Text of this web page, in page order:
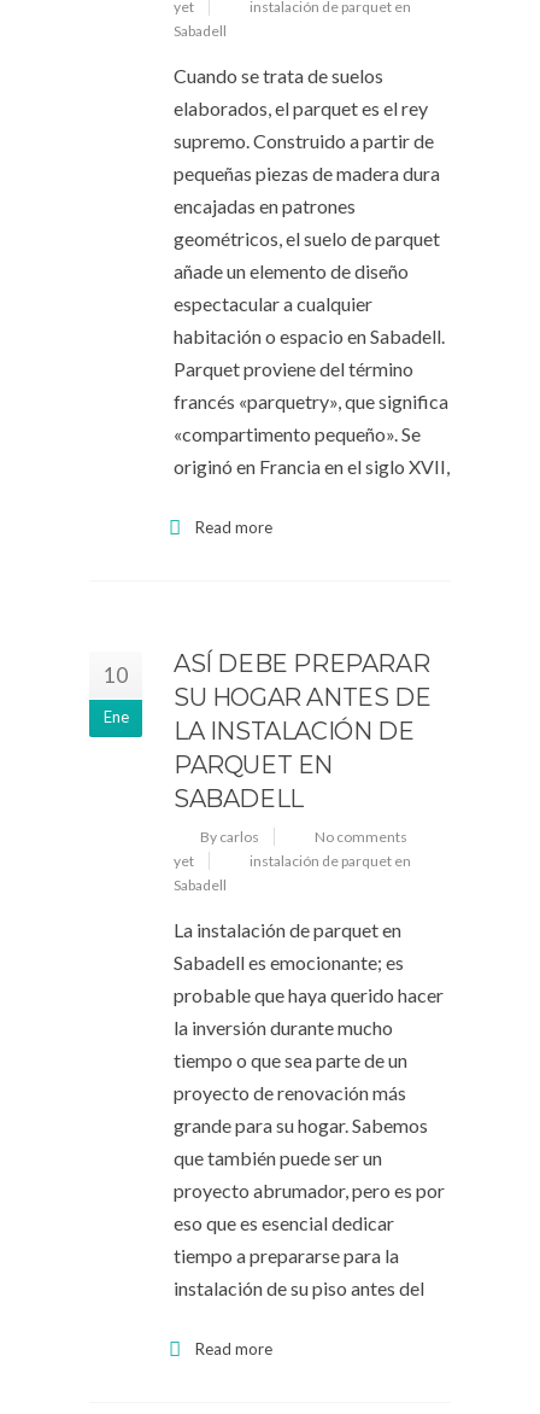
yet
instalación de parquet en
Sabadell
Cuando se trata de suelos
elaborados, el parquet es el rey
supremo. Construido a partir de
pequeñas piezas de madera dura
encajadas en patrones
geométricos, el suelo de parquet
añade un elemento de diseño
espectacular a cualquier
habitación o espacio en Sabadell.
Parquet proviene del término
francés «parquetry», que significa
«compartimento pequeño». Se
originó en Francia en el siglo XVII,
Read more
10
Ene
ASÍ DEBE PREPARAR
SU HOGAR ANTES DE
LA INSTALACIÓN DE
PARQUET EN
SABADELL
By carlos
No comments
yet
instalación de parquet en
Sabadell
La instalación de parquet en
Sabadell es emocionante; es
probable que haya querido hacer
la inversión durante mucho
tiempo o que sea parte de un
proyecto de renovación más
grande para su hogar. Sabemos
que también puede ser un
proyecto abrumador, pero es por
eso que es esencial dedicar
tiempo a prepararse para la
instalación de su piso antes del
Read more